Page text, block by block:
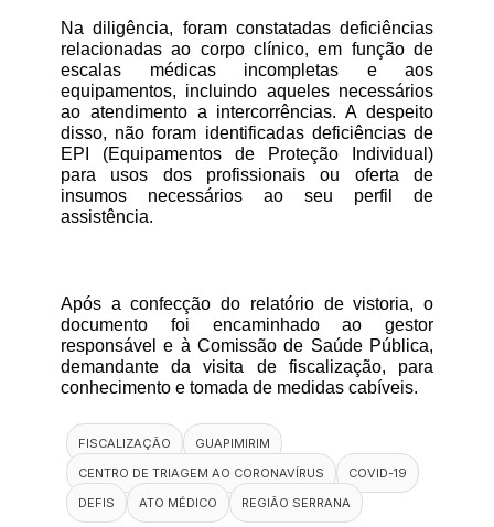
Na diligência, foram constatadas deficiências
relacionadas ao corpo clínico, em função de
escalas médicas incompletas e aos
equipamentos, incluindo aqueles necessários
ao atendimento a intercorrências. A despeito
disso, não foram identificadas deficiências de
EPI (Equipamentos de Proteção Individual)
para usos dos profissionais ou oferta de
insumos necessários ao seu perfil de
assistência.
Após a confecção do relatório de vistoria, o
documento foi encaminhado ao gestor
responsável e à Comissão de Saúde Pública,
demandante da visita de fiscalização, para
conhecimento e tomada de medidas cabíveis.
FISCALIZAÇÃO
GUAPIMIRIM
CENTRO DE TRIAGEM AO CORONAVÍRUS
COVID-19
DEFIS
ATO MÉDICO REGIÃO SERRANA